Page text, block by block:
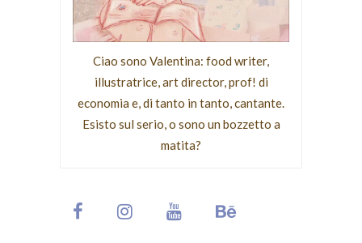
Ciao sono Valentina: food writer,
illustratrice, art director, prof! di
economia e, di tanto in tanto, cantante.
Esisto sul serio, o sono un bozzetto a
matita?